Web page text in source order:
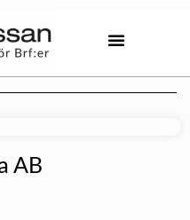
AB